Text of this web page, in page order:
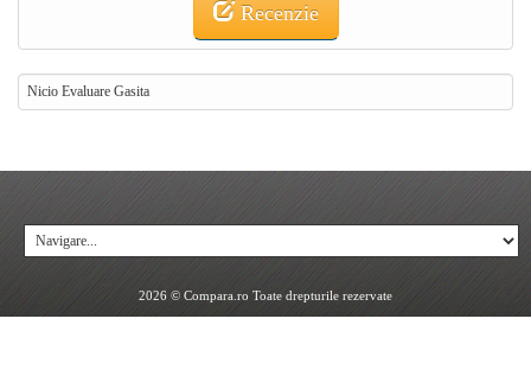
Recenzie
Nicio Evaluare Gasita
2026 © Compara.ro Toate drepturile rezervate